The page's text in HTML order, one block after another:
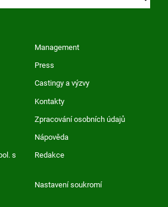
Management
Press
Castingy a výzvy
Kontakty
Zpracování osobních údajů
Nápověda
s
Redakce
Nastavení soukromí